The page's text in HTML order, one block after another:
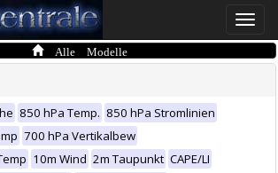
Toggle
Alle Modelle
850 hPa Temp. 850 hPa Stromlinien
700 hPa Vertikalbew
10m Wind 2m Taupunkt CAPE/LI